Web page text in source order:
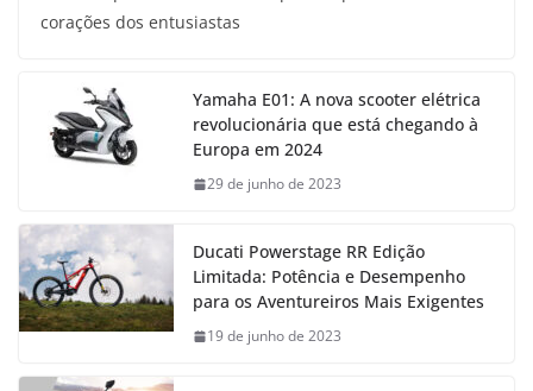
corações dos entusiastas
Yamaha E01: A nova scooter elétrica
revolucionária que está chegando à
Europa em 2024
29 de junho de 2023
Ducati Powerstage RR Edição
Limitada: Potência e Desempenho
para os Aventureiros Mais Exigentes
19 de junho de 2023